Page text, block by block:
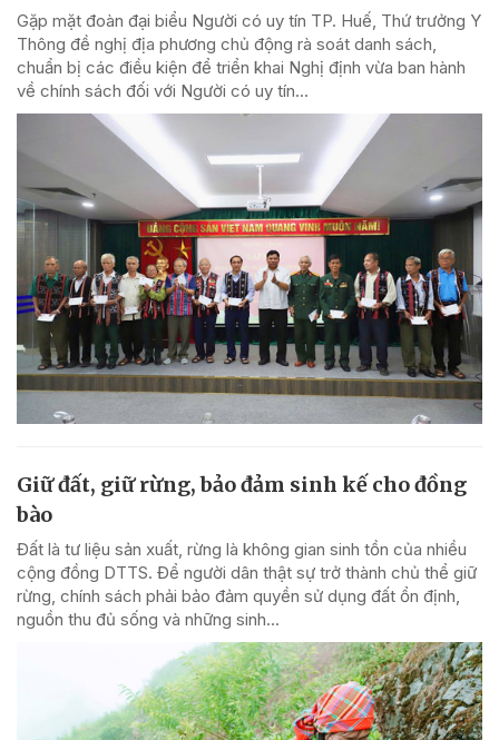
Gặp mặt đoàn đại biểu Người có uy tín TP. Huế, Thứ trưởng Y
Thông đề nghị địa phương chủ động rà soát danh sách,
chuẩn bị các điều kiện để triển khai Nghị định vừa ban hành
về chính sách đối với Người có uy tín...
Giữ đất, giữ rừng, bảo đảm sinh kế cho đồng
bào
Đất là tư liệu sản xuất, rừng là không gian sinh tồn của nhiều
cộng đồng DTTS. Để người dân thật sự trở thành chủ thể giữ
rừng, chính sách phải bảo đảm quyền sử dụng đất ổn định,
nguồn thu đủ sống và những sinh...